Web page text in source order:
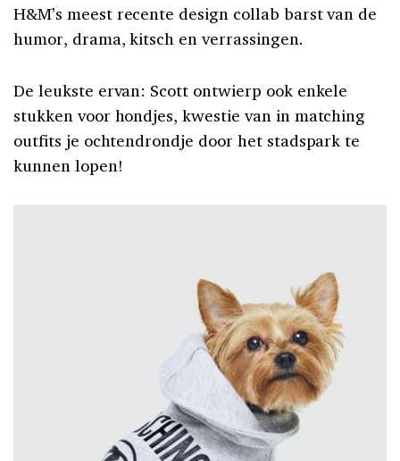
H&M’s meest recente design collab barst van de
humor, drama, kitsch en verrassingen.
De leukste ervan: Scott ontwierp ook enkele
stukken voor hondjes, kwestie van in matching
outfits je ochtendrondje door het stadspark te
kunnen lopen!